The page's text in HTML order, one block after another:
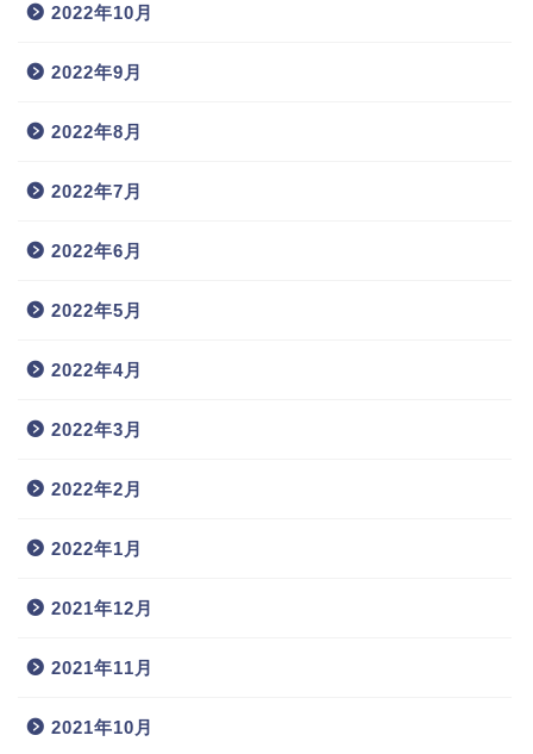
2022年10月
2022年9月
2022年8月
2022年7月
2022年6月
2022年5月
2022年4月
2022年3月
2022年2月
2022年1月
2021年12月
2021年11月
2021年10月